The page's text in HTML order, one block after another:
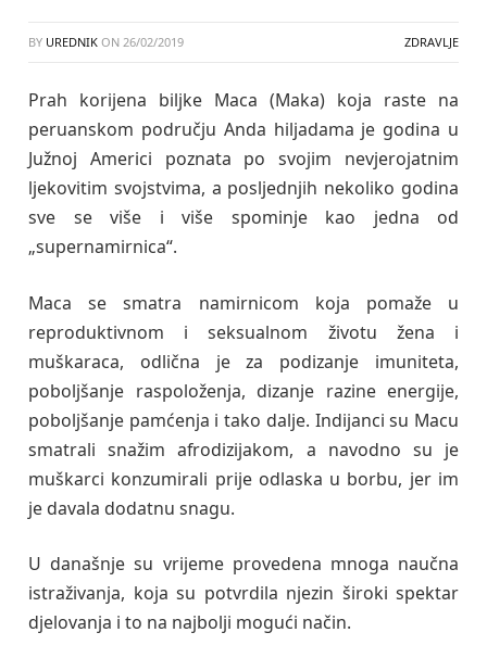
BY UREDNIK ON 26/02/2019 ZDRAVLJE
Prah korijena biljke Maca (Maka) koja raste na
peruanskom području Anda hiljadama je godina u
Južnoj Americi poznata po svojim nevjerojatnim
ljekovitim svojstvima, a posljednjih nekoliko godina
sve se više i više spominje kao jedna od
„supernamirnica“.
Maca se smatra namirnicom koja pomaže u
reproduktivnom i seksualnom životu žena i
muškaraca, odlična je za podizanje imuniteta,
poboljšanje raspoloženja, dizanje razine energije,
poboljšanje pamćenja i tako dalje. Indijanci su Macu
smatrali snažim afrodizijakom, a navodno su je
muškarci konzumirali prije odlaska u borbu, jer im
je davala dodatnu snagu.
U današnje su vrijeme provedena mnoga naučna
istraživanja, koja su potvrdila njezin široki spektar
djelovanja i to na najbolji mogući način.